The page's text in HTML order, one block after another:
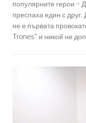
популярните герои −
преспаха един с
не е първата
Trones" и никой не